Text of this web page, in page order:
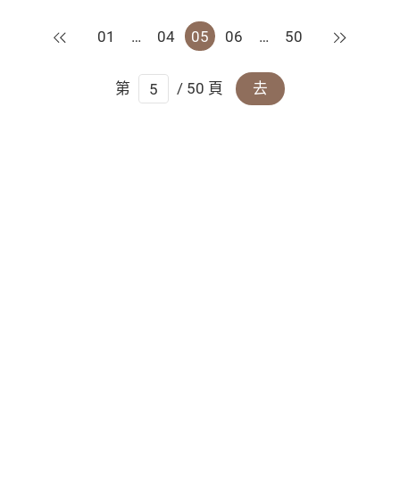
上一頁
01 … 04 05 06 … 50 下一頁
第 / 50 頁 去